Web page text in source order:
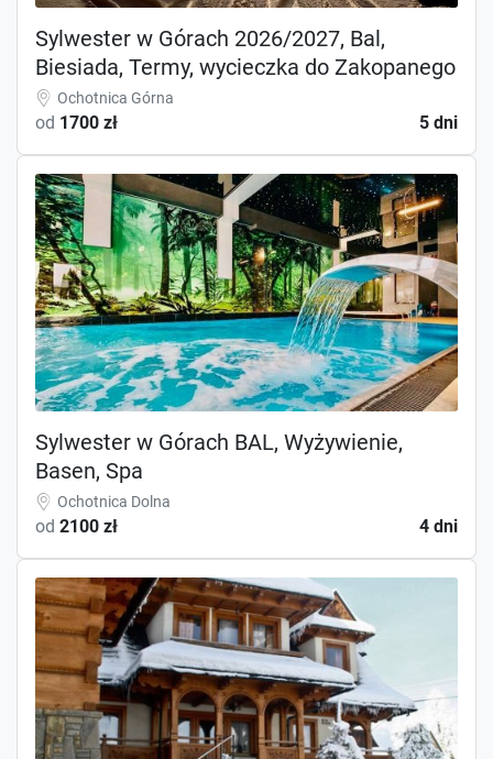
Sylwester w Górach 2026/2027, Bal,
Biesiada, Termy, wycieczka do Zakopanego
Ochotnica Górna
od 1700 zł 5 dni
Sylwester w Górach BAL, Wyżywienie,
Basen, Spa
Ochotnica Dolna
od 2100 zł 4 dni